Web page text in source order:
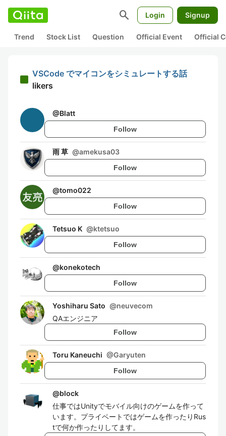
search Login Signup
Trend Stock List Question Official Event Official
VSCode でマイコンをシミュレートする話
likers
@Blatt
Follow
雨 草 @amekusa03
Follow
@tomo022
Follow
Tetsuo K @ktetsuo
Follow
@konekotech
Follow
Yoshiharu Sato @neuvecom
QAエンジニア
Follow
Toru Kaneuchi @Garyuten
Follow
@block
仕事ではUnityでモバイル向けのゲームを作って
います。プライベートではゲームを作ったりRus
tで何か作ったりしてます。